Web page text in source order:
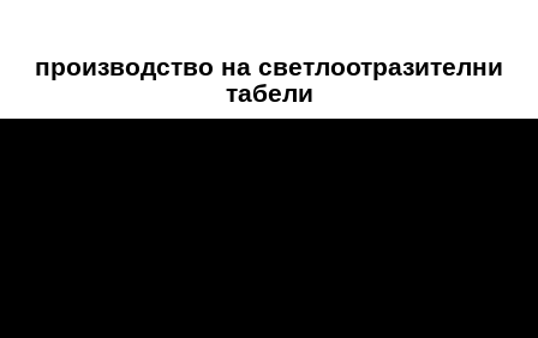
производство на светлоотразителни
табели